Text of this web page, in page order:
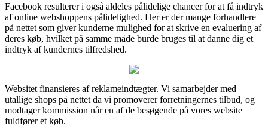
Facebook resulterer i også aldeles pålidelige chancer for at få indtryk
af online webshoppens pålidelighed. Her er der mange forhandlere
på nettet som giver kunderne mulighed for at skrive en evaluering af
deres køb, hvilket på samme måde burde bruges til at danne dig et
indtryk af kundernes tilfredshed.
Websitet finansieres af reklameindtægter. Vi samarbejder med
utallige shops på nettet da vi promoverer forretningernes tilbud, og
modtager kommission når en af de besøgende på vores website
fuldfører et køb.